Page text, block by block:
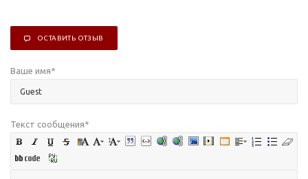
ОСТАВИТЬ ОТЗЫВ
Ваше имя*
Текст сообщения*